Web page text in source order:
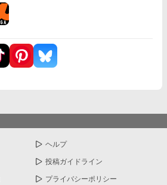
ヘルプ
投稿ガイドライン
プライバシーポリシー